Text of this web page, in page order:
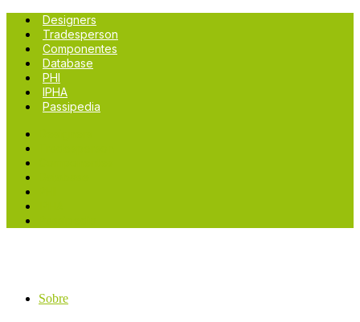
Designers
Tradesperson
Componentes
Database
PHI
IPHA
Passipedia
Sobre